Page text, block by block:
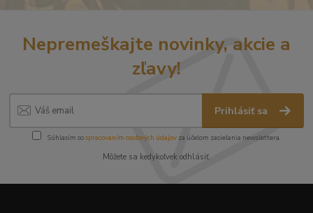
Nepremeškajte novinky, akcie a
zľavy!
Prihlásiť sa
Súhlasím sospracovaním osobných údajov za účelom zasielania newslettera.
Môžete sa kedykoľvek odhlásiť.